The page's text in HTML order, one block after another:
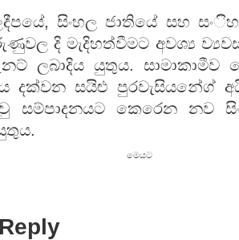
සිංහල ජාතියේ සහ
දි මැදිහත්වීමට අවශ්‍ය
ලබාදිය යුතුය. සාමාකාමීව
දක්වන සයිළු පුරවැසියනේග්
සම්පාදනයට කෙරෙන නව